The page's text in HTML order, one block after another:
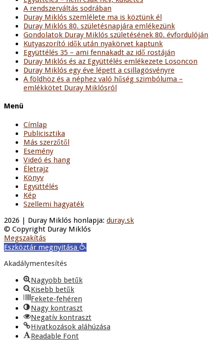
A rendszerváltás sodrában
Duray Miklós szemlélete ma is köztünk él
Duray Miklós 80. születésnapjára emlékezünk
Gondolatok Duray Miklós születésének 80. évfordulóján
Kutyaszorító idők után nyakörvet kaptunk
Együttélés 35 – ami fennakadt az idő rostáján
Duray Miklós és az Együttélés emlékezete Losoncon
Duray Miklós egy éve lépett a csillagösvényre
A földhöz és a néphez való hűség szimbóluma –
emlékkötet Duray Miklósról
Menü
Címlap
Publicisztika
Más szerzőtől
Esemény
Videó és hang
Életrajz
Könyv
Együttélés
Kép
Szellemi hagyaték
2026 | Duray Miklós honlapja: duray.sk
© Copyright Duray Miklós
Megszakítás
Eszköztár megnyitása
Akadálymentesítés
Nagyobb betűk
Kisebb betűk
Fekete-fehéren
Nagy kontraszt
Negatív kontraszt
Hivatkozások aláhúzása
Readable Font